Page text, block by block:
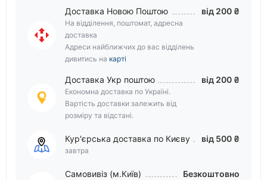
Доставка Новою Поштою
На відділення, поштомат, адресна
доставка
Адреси найближчих до вас відділень
дивитись на карті
від 200 ₴
Доставка Укр поштою
Економна доставка по Україні.
Вартість доставки залежить від
розміру та відстані.
від 200 ₴
Кур'єрська доставка по Києву
завтра
від 500 ₴
Самовивіз (м.Київ) Безкоштовно